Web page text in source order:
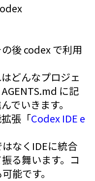
後 codex で利用
どんなプロジェ
に記
でいきます。
張「Codex IDE e
なくIDEに統合
る舞います。コ
能です。